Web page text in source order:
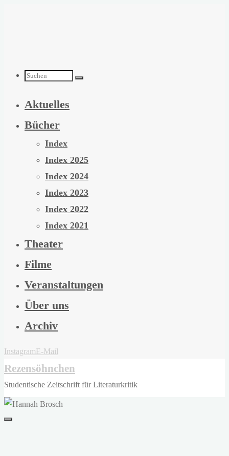
Suchen
nach:
Aktuelles
Bücher
Index
Index 2025
Index 2024
Index 2023
Index 2022
Index 2021
Theater
Filme
Veranstaltungen
Über uns
Archiv
InstagramE-Mail
Rezensöhnchen
Studentische Zeitschrift für Literaturkritik